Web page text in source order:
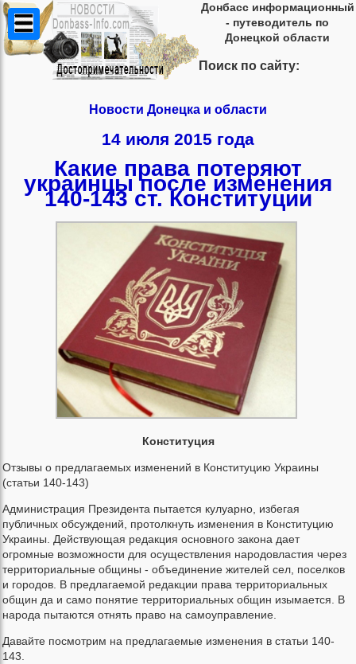
Донбасс информационный
- путеводитель по
Донецкой области
Поиск по сайту:
Новости Донецка и области
14 июля 2015 года
Какие права потеряют
украинцы после изменения
140-143 ст. Конституции
Конституция
Отзывы о предлагаемых изменений в Конституцию Украины
(статьи 140-143)
Администрация Президента пытается кулуарно, избегая
публичных обсуждений, протолкнуть изменения в Конституцию
Украины. Действующая редакция основного закона дает
огромные возможности для осуществления народовластия через
территориальные общины - объединение жителей сел, поселков
и городов. В предлагаемой редакции права территориальных
общин да и само понятие территориальных общин изымается. В
народа пытаются отнять право на самоуправление.
Давайте посмотрим на предлагаемые изменения в статьи 140-
143.